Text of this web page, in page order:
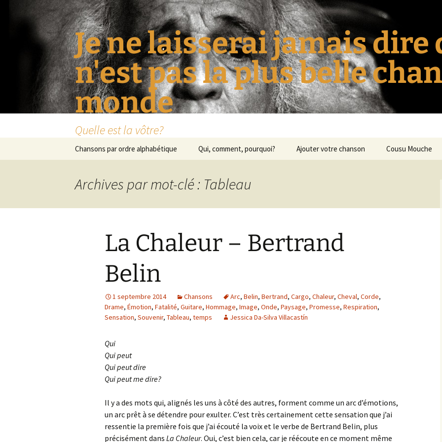
Je ne laisserai jamais dire
n'est pas la plus belle
monde
Quelle est la vôtre?
Chansons par ordre alphabétique Qui, comment, pourquoi? Ajouter votre chanson Cousu Mouche
Archives par mot-clé : Tableau
La Chaleur – Bertrand
Belin
1 septembre 2014 Chansons Arc, Belin, Bertrand, Cargo, Chaleur, Cheval, Corde,
Drame, Émotion, Fatalité, Guitare, Hommage, Image, Onde, Paysage, Promesse, Respiration,
Sensation, Souvenir, Tableau, temps Jessica Da-Silva Villacastín
Qui
Qui peut
Qui peut dire
Qui peut me dire?
Il y a des mots qui, alignés les uns à côté des autres, forment comme un arc d’émotions,
un arc prêt à se détendre pour exulter. C’est très certainement cette sensation que j’ai
ressentie la première fois que j’ai écouté la voix et le verbe de Bertrand Belin, plus
précisément dans La Chaleur. Oui, c’est bien cela, car je réécoute en ce moment même